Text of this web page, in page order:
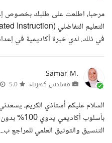
مرحبا، اطلعت على طلبك بخصوص
في ذلك. لدي خبرة أكاديمية في
Samar M.
مهندس كهرباء
السلام عليكم أستاذي الكريم،
بأسلوب
التنسيق والتوثيق العلمي للمراجع ب...